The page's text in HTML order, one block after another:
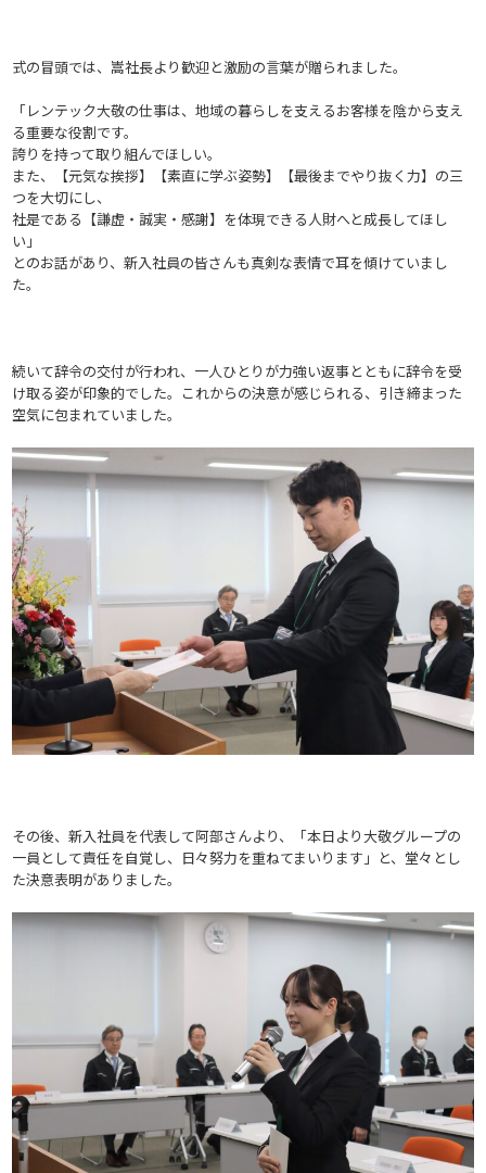
式の冒頭では、嵩社長より歓迎と激励の言葉が贈られました。
「レンテック大敬の仕事は、地域の暮らしを支えるお客様を陰から支え
る重要な役割です。
誇りを持って取り組んでほしい。
また、【元気な挨拶】【素直に学ぶ姿勢】【最後までやり抜く力】の三
つを大切にし、
社是である【謙虚・誠実・感謝】を体現できる人財へと成長してほし
い」
とのお話があり、新入社員の皆さんも真剣な表情で耳を傾けていまし
た。
続いて辞令の交付が行われ、一人ひとりが力強い返事とともに辞令を受
け取る姿が印象的でした。これからの決意が感じられる、引き締まった
空気に包まれていました。
その後、新入社員を代表して阿部さんより、「本日より大敬グループの
一員として責任を自覚し、日々努力を重ねてまいります」と、堂々とし
た決意表明がありました。